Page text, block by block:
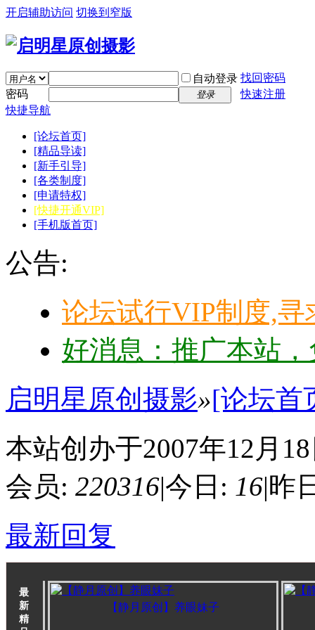
开启辅助访问 切换到窄版
自动登录 找回密码
密码
登录
快速注册
快捷导航
[论坛首页]
[精品导读]
[新手引导]
[各类制度]
[申请特权]
[快捷开通VIP]
[手机版首页]
公告:
论坛试行VIP制度,
好消息：推广本站
启明星原创摄影»[论坛首
本站创办于2007年12月
会员: 220316|今日: 16|昨
最新回复
最
新
精
【静月原创】养眼妹子